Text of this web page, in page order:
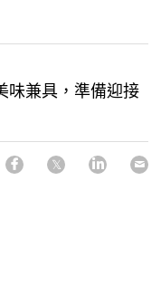
味兼具，準備迎接